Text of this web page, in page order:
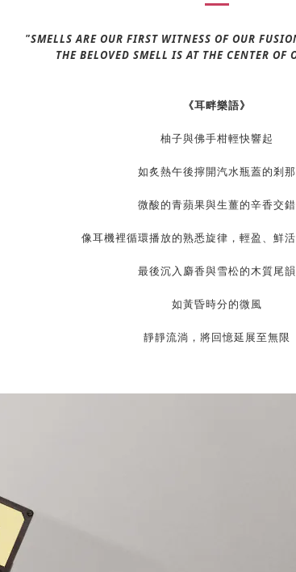
"SMELLS ARE OUR FIRST WITNESS OF OUR
THE BELOVED SMELL IS AT THE CENTER OF
《耳畔樂語》
柚子與佛手柑輕快響起
如炙熱午後擰開汽水瓶蓋的剎那
微酸的青蘋果與生薑的辛香交錯
像耳機裡循環播放的熟悉旋律， 輕盈、鮮
最後沉入麝香與雪松的木質尾韻
如黃昏時分的微風
靜靜流淌，將回憶延展至無限